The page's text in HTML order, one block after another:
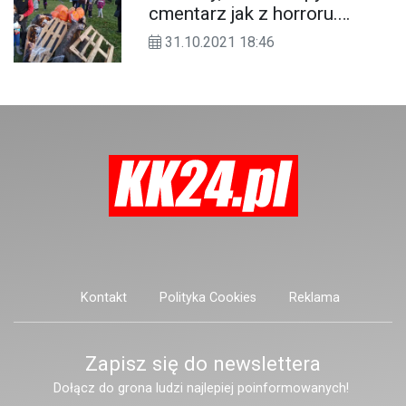
dreszczyku emocji.
cmentarz jak z horroru.
Mieszkaniec Roszowickiego
31.10.2021 18:46
Kontakt Polityka Cookies Reklama
Zapisz się do newslettera
Dołącz do grona ludzi najlepiej poinformowanych!